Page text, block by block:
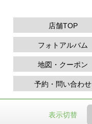
店舗TOP
フォトアルバム
地図・クーポン
予約・問い合わせ
表示切替